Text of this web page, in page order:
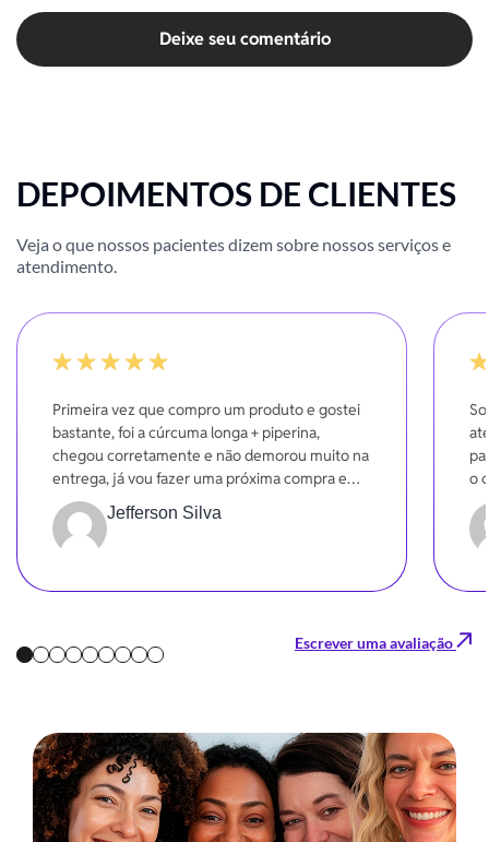
Deixe seu comentário
DEPOIMENTOS DE CLIENTES
Veja o que nossos pacientes dizem sobre nossos serviços e
atendimento.
Primeira vez que compro um produto e gostei
bastante, foi a cúrcuma longa + piperina,
chegou corretamente e não demorou muito na
entrega, já vou fazer uma próxima compra em
breve.
Jefferson Silva
o
Escrever uma avaliação